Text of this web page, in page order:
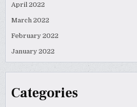
April 2022
March 2022
February 2022
January 2022
Categories